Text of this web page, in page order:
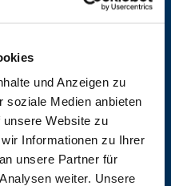
und Anzeigen zu
soziale Medien anbieten
Website zu
Informationen zu Ihrer
unsere Partner für
weiter. Unsere
Alfonso,
Jordi
Entdecken